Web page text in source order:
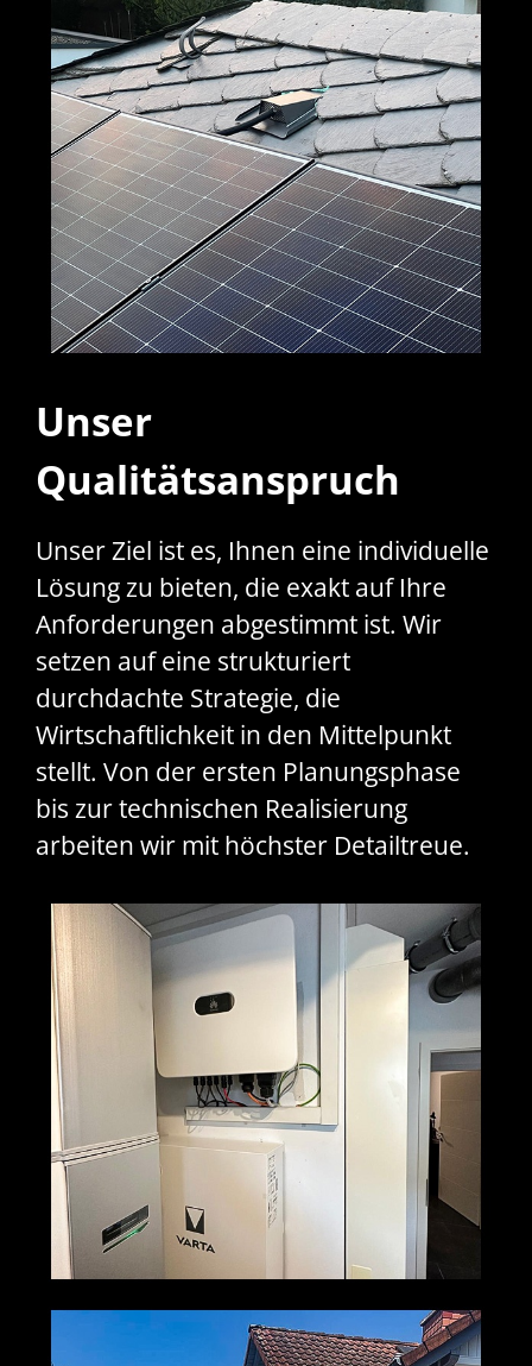
Unser
Qualitätsanspruch
Unser Ziel ist es, Ihnen eine individuelle
Lösung zu bieten, die exakt auf Ihre
Anforderungen abgestimmt ist. Wir
setzen auf eine strukturiert
durchdachte Strategie, die
Wirtschaftlichkeit in den Mittelpunkt
stellt. Von der ersten Planungsphase
bis zur technischen Realisierung
arbeiten wir mit höchster Detailtreue.